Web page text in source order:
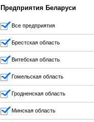
Предприятия Беларуси
Все предприятия
Брестская область
Витебская область
Гомельская область
Гродненская область
Минская область